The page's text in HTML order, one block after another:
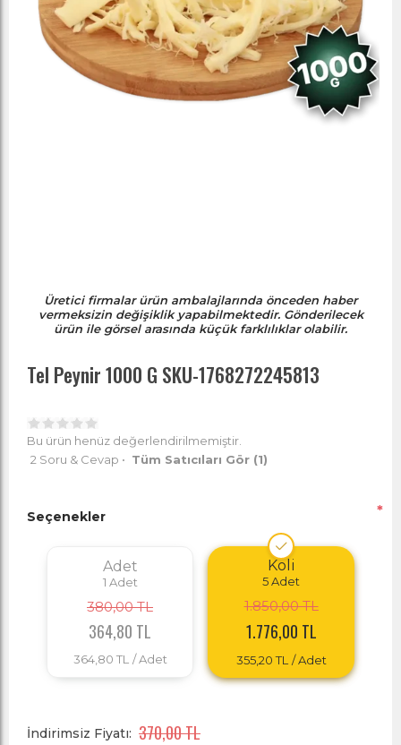
Üretici firmalar ürün ambalajlarında önceden haber
vermeksizin değişiklik yapabilmektedir. Gönderilecek
ürün ile görsel arasında küçük farklılıklar olabilir.
Tel Peynir 1000 G SKU-1768272245813
Bu ürün henüz değerlendirilmemiştir.
2 Soru & Cevap • Tüm Satıcıları Gör (1)
Seçenekler *
Adet
1 Adet
380,00 TL
364,80 TL
364,80 TL / Adet
Koli
5Adet
1.850,00 TL
1.776,00 TL
355,20 TL / Adet
İndirimsiz Fiyatı: 370,00 TL